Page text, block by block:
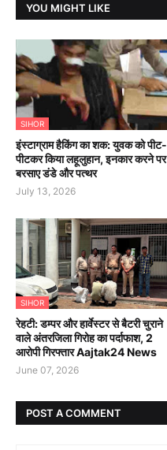
YOU MIGHT LIKE
SIHOR
इंस्टाग्राम हैकिंग का शक: युवक को पीट-
पीटकर किया लहूलुहान, इनकार करने पर
बरसाए डंडे और पत्थर
July 13, 2026
SIHOR
रेहटी: डम्पर और हार्वेस्टर से बैटरी चुराने
वाले अंतरजिला गिरोह का पर्दाफाश, 2
आरोपी गिरफ्तार Aajtak24 News
June 07, 2026
POST A COMMENT